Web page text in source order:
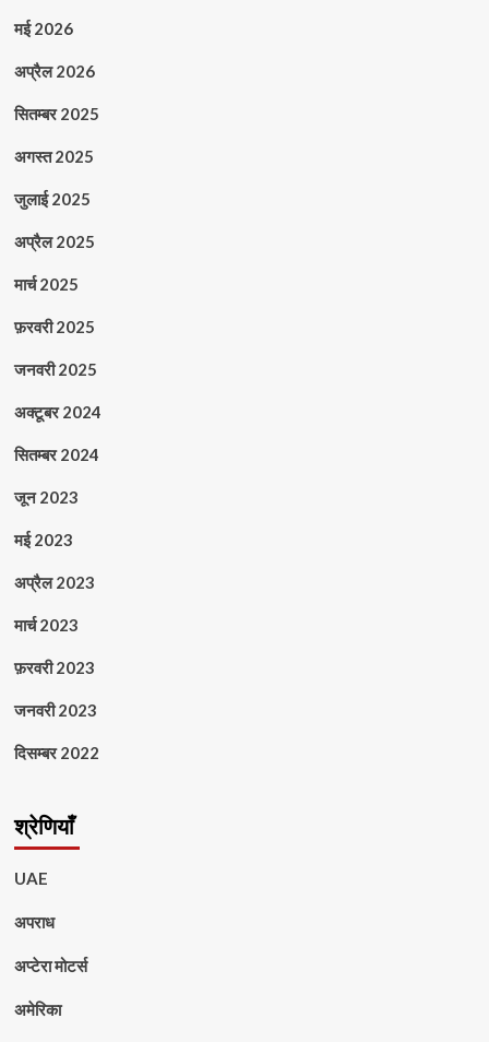
मई 2026
अप्रैल 2026
सितम्बर 2025
अगस्त 2025
जुलाई 2025
अप्रैल 2025
मार्च 2025
फ़रवरी 2025
जनवरी 2025
अक्टूबर 2024
सितम्बर 2024
जून 2023
मई 2023
अप्रैल 2023
मार्च 2023
फ़रवरी 2023
जनवरी 2023
दिसम्बर 2022
श्रेणियाँ
UAE
अपराध
अप्टेरा मोटर्स
अमेरिका